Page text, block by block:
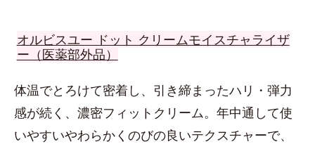
オルビスユー ドット クリームモイスチャライザ
ー（医薬部外品）
体温でとろけて密着し、引き締まったハリ・弾力
感が続く、濃密フィットクリーム。年中通して使
いやすいやわらかくのびの良いテクスチャーで、